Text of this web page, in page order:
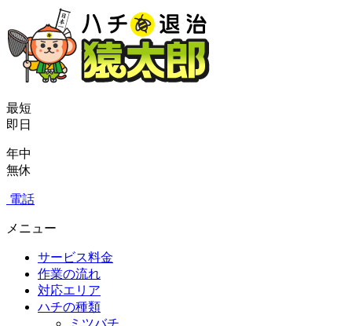
最短
即日
年中
無休
電話
メニュー
サービス料金
作業の流れ
対応エリア
ハチの種類
ミツバチ